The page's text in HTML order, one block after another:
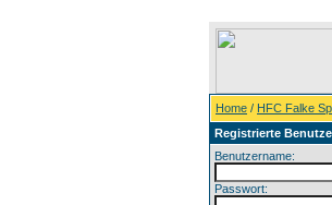
Home / HFC Falke
Registrierte
Benutzername:
Passwort: